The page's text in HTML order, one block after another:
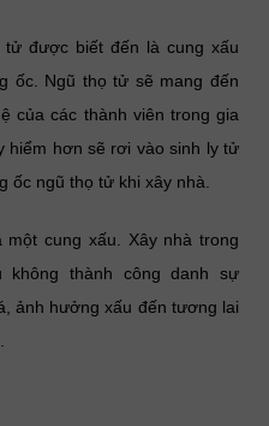
tử được biết đến là cung xấu
ốc. Ngũ thọ tử sẽ mang đến
của các thành viên trong gia
hiểm hơn sẽ rơi vào sinh ly tử
ốc ngũ thọ tử khi xây nhà.
một cung xấu. Xây nhà trong
thành công danh sự
ảnh hưởng xấu đến tương lai